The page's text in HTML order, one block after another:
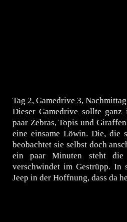
Tag 2, Gamedrive 3,
Dieser Gamedrive sollte
paar Zebras, Topis und
eine einsame Löwin. Die, die
beobachtet sie selbst doch
ein paar Minuten steht
verschwindet im Gestrüpp.
Jeep in der Hoffnung, dass da